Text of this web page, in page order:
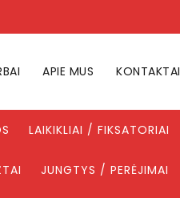
APIE MUS KONTAKTAI
LAIKIKLIAI / FIKSATORIAI
JUNGTYS / PERĖJIMAI